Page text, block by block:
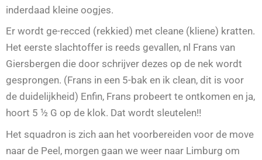
inderdaad kleine oogjes.
Er wordt ge-recced (rekkied) met cleane (kliene) kratten.
Het eerste slachtoffer is reeds gevallen, nl Frans van
Giersbergen die door schrijver dezes op de nek wordt
gesprongen. (Frans in een 5-bak en ik clean, dit is voor
de duidelijkheid) Enfin, Frans probeert te ontkomen en ja,
hoort 5 ½ G op de klok. Dat wordt sleutelen!!
Het squadron is zich aan het voorbereiden voor de move
naar de Peel, morgen gaan we weer naar Limburg om